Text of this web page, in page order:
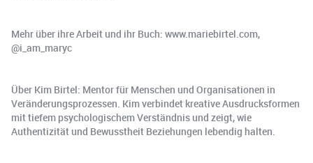
Mehr über ihre Arbeit und ihr Buch: www.mariebirtel.com,
@i_am_maryc
Über Kim Birtel: Mentor für Menschen und Organisationen in
Veränderungsprozessen. Kim verbindet kreative Ausdrucksformen
mit tiefem psychologischem Verständnis und zeigt, wie
Authentizität und Bewusstheit Beziehungen lebendig halten.